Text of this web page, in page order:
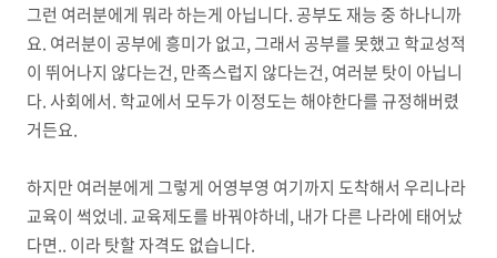
그런 여러분에게 뭐라 하는게 아닙니다. 공부도 재능 중 하나니까
요. 여러분이 공부에 흥미가 없고, 그래서 공부를 못했고 학교성적
이 뛰어나지 않다는건, 만족스럽지 않다는건, 여러분 탓이 아닙니
다. 사회에서. 학교에서 모두가 이정도는 해야한다를 규정해버렸
거든요.
하지만 여러분에게 그렇게 어영부영 여기까지 도착해서 우리나라
교육이 썩었네. 교육제도를 바꿔야하네, 내가 다른 나라에 태어났
다면.. 이라 탓할 자격도 없습니다.